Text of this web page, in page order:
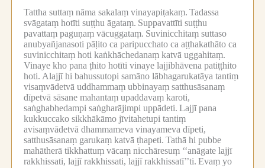
Tattha suttaṃ nāma sakalaṃ vinayapiṭakaṃ. Tadassa
svāgataṃ hotīti suṭṭhu āgataṃ. Suppavattīti suṭṭhu
pavattaṃ paguṇaṃ vācuggataṃ. Suvinicchitaṃ suttaso
anubyañjanasoti pāḷito ca paripucchato ca aṭṭhakathāto ca
suvinicchitaṃ hoti kaṅkhāchedanaṃ katvā uggahitaṃ.
Vinaye kho pana ṭhito hotīti vinaye lajjibhāvena patiṭṭhito
hoti. Alajjī hi bahussutopi samāno lābhagarukatāya tantiṃ
visaṃvādetvā uddhammaṃ ubbinayaṃ satthusāsanaṃ
dīpetvā sāsane mahantaṃ upaddavaṃ karoti,
saṅghabhedampi saṅgharājimpi uppādeti. Lajjī pana
kukkuccako sikkhākāmo jīvitahetupi tantiṃ
avisaṃvādetvā dhammameva vinayameva dīpeti,
satthusāsanaṃ garukaṃ katvā ṭhapeti. Tathā hi pubbe
mahātherā tikkhattuṃ vācaṃ nicchāresuṃ ‘‘anāgate lajjī
rakkhissati, lajjī rakkhissati, lajjī rakkhissatī’’ti. Evaṃ yo